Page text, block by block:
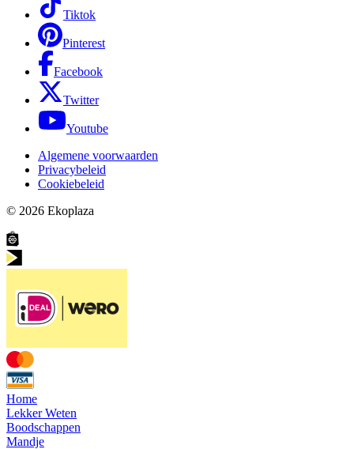
Tiktok
Pinterest
Facebook
Twitter
Youtube
Algemene voorwaarden
Privacybeleid
Cookiebeleid
© 2026 Ekoplaza
Home
Lekker Weten
Boodschappen
Mandje